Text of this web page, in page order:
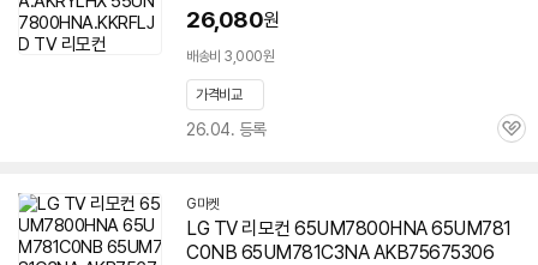
26,080원
배송비 3,000원
가격비교
26.04. 등록
관
G마켓
LG TV 리모컨 65UM7800HNA65UM781
C0NB 65UM781C3NA AKB75675306